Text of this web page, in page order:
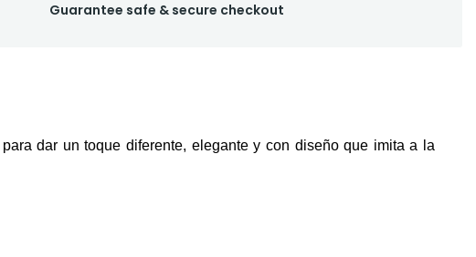
Guarantee safe & secure checkout
dar un toque diferente, elegante y con diseño que imita a la